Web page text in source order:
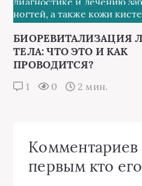
ногтей, а также кожи
БИОРЕВИТАЛИЗАЦИЯ
ТЕЛА: ЧТО ЭТО И КАК
ПРОВОДИТСЯ?
1 0 2 мин.
Комментариев
первым кто